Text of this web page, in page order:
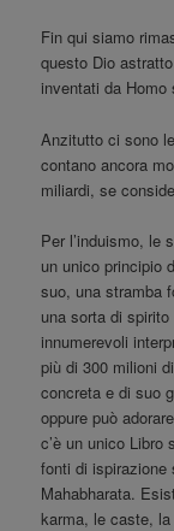
Fin qui siamo
questo Dio
inventati da
Anzitutto ci sono
contano ancora
miliardi, se
Per l’induismo, le
un unico principio
suo, una stramba
una sorta di
innumerevoli
più di 300 milioni
concreta e di suo
oppure può
c’è un unico Libro
fonti di ispirazione
Mahabharata.
karma, le caste, la